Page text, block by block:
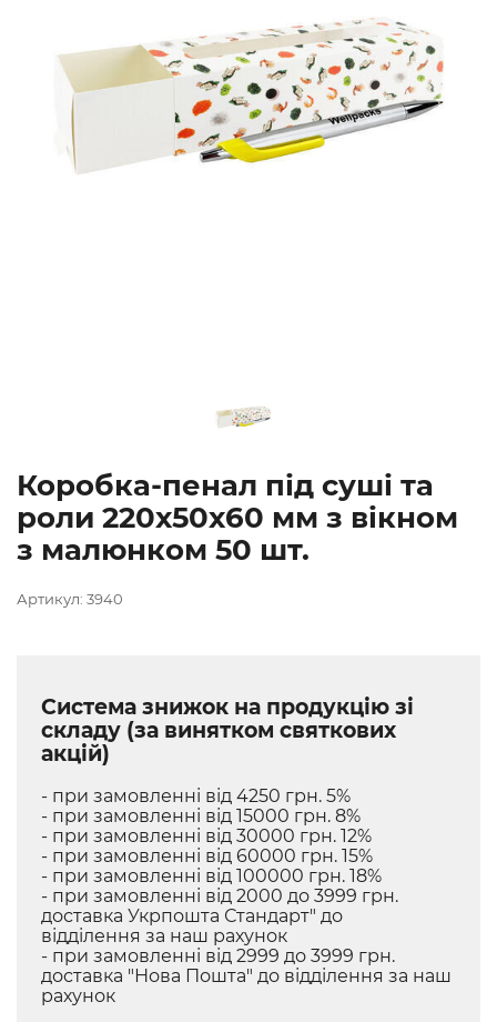
Коробка-пенал під суші та
роли 220х50х60 мм з вікном
з малюнком 50 шт.
Артикул: 3940
Система знижок на продукцію зі
складу (за винятком святкових
акцій)
- при замовленні від 4250 грн. 5%
- при замовленні від 15000 грн. 8%
- при замовленні від 30000 грн. 12%
- при замовленні від 60000 грн. 15%
- при замовленні від 100000 грн. 18%
- при замовленні від 2000 до 3999 грн.
доставка Укрпошта Стандарт" до
відділення за наш рахунок
- при замовленні від 2999 до 3999 грн.
доставка "Нова Пошта" до відділення за наш
рахунок